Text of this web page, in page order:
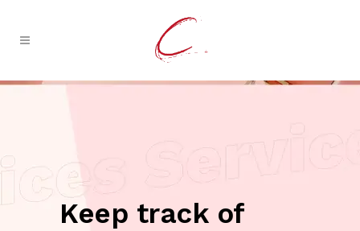
Keep track of